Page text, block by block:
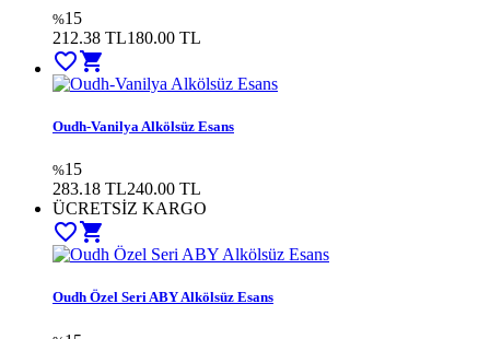
%15
212.38 TL180.00 TL
favorite_bordershopping_cart
Oudh-Vanilya Alkölsüz Esans
%15
283.18 TL240.00 TL
ÜCRETSİZ KARGO
favorite_bordershopping_cart
Oudh Özel Seri ABY Alkölsüz Esans